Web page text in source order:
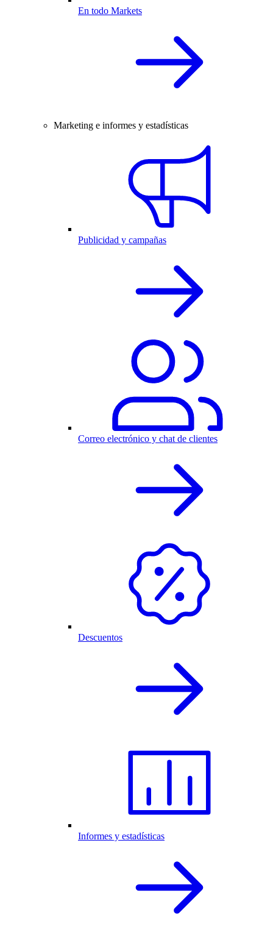
En todo Markets
Marketing e informes y estadísticas
Publicidad y campañas
Correo electrónico y chat de clientes
Descuentos
Informes y estadísticas